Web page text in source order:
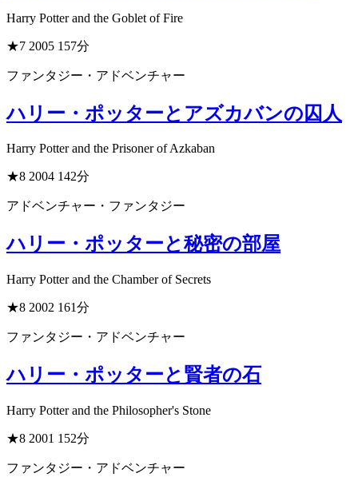
Harry Potter and the Goblet of Fire
★7 2005 157分
ファンタジー・アドベンチャー
ハリー・ポッターとアズカバンの囚人
Harry Potter and the Prisoner of Azkaban
★8 2004 142分
アドベンチャー・ファンタジー
ハリー・ポッターと秘密の部屋
Harry Potter and the Chamber of Secrets
★8 2002 161分
ファンタジー・アドベンチャー
ハリー・ポッターと賢者の石
Harry Potter and the Philosopher's Stone
★8 2001 152分
ファンタジー・アドベンチャー